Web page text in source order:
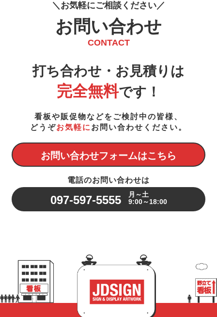
お気軽にご相談 く ださ い
お問い合わせ
CONTACT
打ち合わせ・お見積りは
完全無料です！
看板や販促物などをご検討中の皆様、
どうぞお気軽に お問い合わせください。
お問い合わせフォームはこちら
電話のお問い合わせは
097-597-5555
月～土
9:00～18:00